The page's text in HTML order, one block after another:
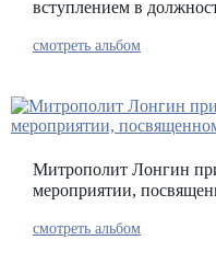
вступлением в
смотреть альбом
Митрополит Лонгин
мероприятии,
смотреть альбом